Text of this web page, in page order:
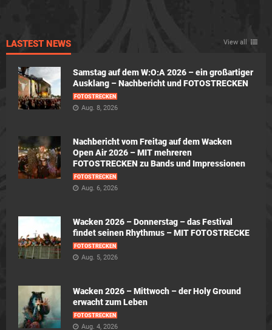
LASTEST NEWS View all
Samstag auf dem W:O:A 2026 – ein großartiger
Ausklang – Nachbericht und FOTOSTRECKEN
FOTOSTRECKEN
Aug. 8, 2026
Nachbericht vom Freitag auf dem Wacken
Open Air 2026 – MIT mehreren
FOTOSTRECKEN zu Bands und Impressionen
FOTOSTRECKEN
Aug. 6, 2026
Wacken 2026 – Donnerstag – das Festival
findet seinen Rhythmus – MIT FOTOSTRECKE
FOTOSTRECKEN
Aug. 5, 2026
Wacken 2026 – Mittwoch – der Holy Ground
erwacht zum Leben
FOTOSTRECKEN
Aug. 4, 2026